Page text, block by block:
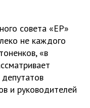
совета «ЕР»
не каждого
«в
и руководителей